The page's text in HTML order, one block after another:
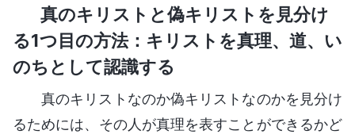
真のキリストと偽キリストを見分け
る1つ目の方法：キリストを真理、道、い
のちとして認識する
真のキリストなのか偽キリストなのかを見分け
るためには、その人が真理を表すことができるかど